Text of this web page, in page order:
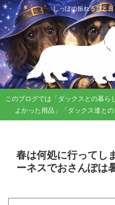
しっぽの振れる音と
このブログでは「ダックスとの暮
よかった用品」「ダックス達と
春は何処に行ってし
ーネスでおさんぽは